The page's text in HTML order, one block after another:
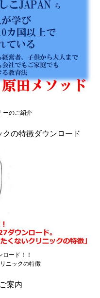
ーのご紹介
の特徴ダウンロード
ード！！
ニックの特徴
案内